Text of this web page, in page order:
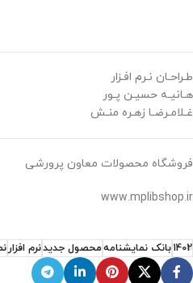
طـراحـان نـرم افـزار
هـانیـه حسیـن پـور
غـلامـرضـا زهـره منـش
فروشگاه محصولات معاون پرورشی
www.mplibshop.ir
1402بانک نمایشنامهمحصول جدیدنرم افزار